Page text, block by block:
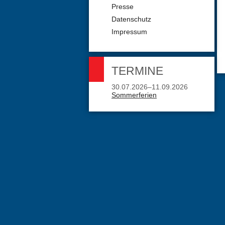
Presse
Datenschutz
Impressum
TERMINE
30.07.2026–11.09.2026
Sommerferien